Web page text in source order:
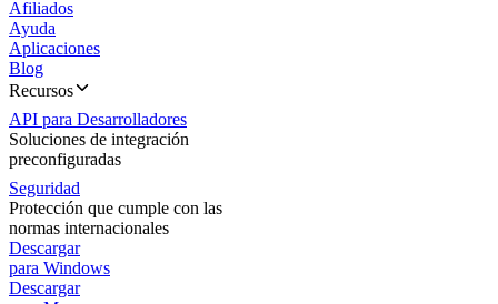
Afiliados
Ayuda
Aplicaciones
Blog
Recursos
API para Desarrolladores
Soluciones de integración
preconfiguradas
Seguridad
Protección que cumple con las
normas internacionales
Descargar
para Windows
Descargar